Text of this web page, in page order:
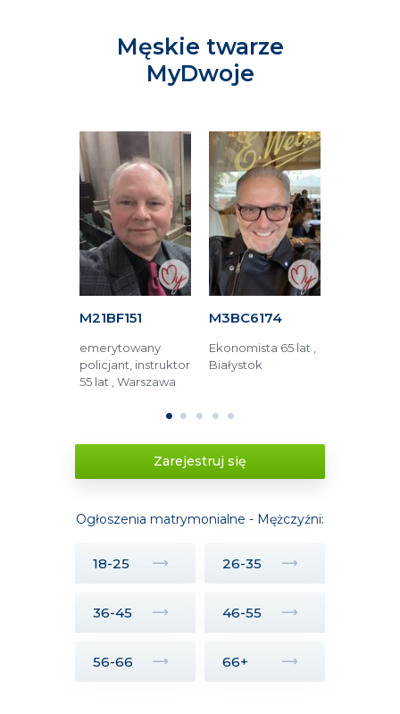
Męskie twarze
MyDwoje
M21BF151
emerytowany
policjant, instruktor
55 lat , Warszawa
M3BC6174
Ekonomista 65 lat ,
Białystok
1 2 3 4 5
Zarejestruj się
Ogłoszenia matrymonialne - Mężczyźni:
18-25 26-35
36-45 46-55
56-66 66+